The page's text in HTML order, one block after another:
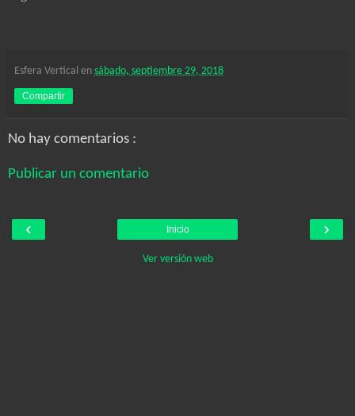
Esfera Vertical en sábado, septiembre 29, 2018
Compartir
No hay comentarios :
Publicar un comentario
‹ ›
Inicio
Ver versión web